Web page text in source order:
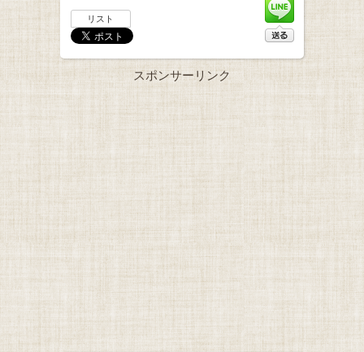
リスト
スポンサーリンク